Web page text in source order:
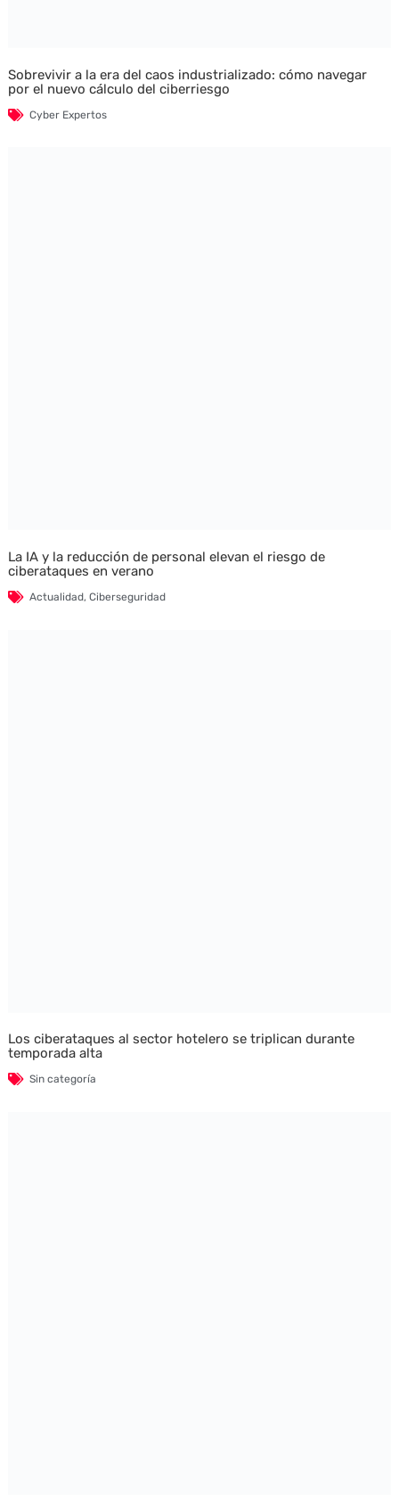
Sobrevivir a la era del caos industrializado: cómo navegar
por el nuevo cálculo del ciberriesgo
Cyber Expertos
La IA y la reducción de personal elevan el riesgo de
ciberataques en verano
Actualidad, Ciberseguridad
Los ciberataques al sector hotelero se triplican durante
temporada alta
Sin categoría